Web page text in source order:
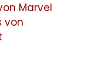
Marvel
von